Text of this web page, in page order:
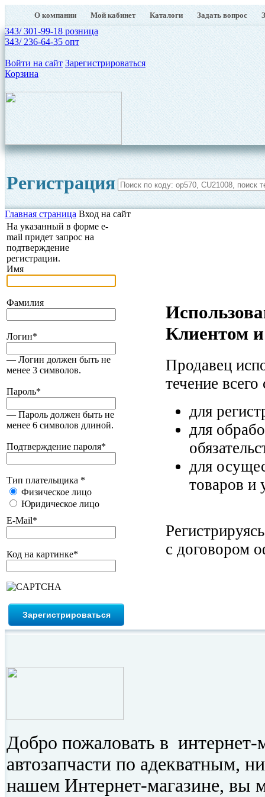
О компании Мой кабинет Каталоги Задать вопрос
343/ 301-99-18 розница
343/ 236-64-35 опт
Войти на сайт Зарегистрироваться
Корзина
Регистрация
Главная страница Вход на сайт
На указанный в форме e-
mail придет запрос на
подтверждение
регистрации.
Имя
Фамилия
Логин*
— Логин должен быть не
менее 3 символов.
Пароль*
— Пароль должен быть не
менее 6 символов длиной.
Подтверждение пароля*
Тип плательщика *
Физическое лицо
Юридическое лицо
E-Mail*
Код на картинке*
Клиентом
Продавец
течение
для
для
для
товаров и
с договором
Добро пожаловать в
автозапчасти по адекватным,
нашем Интернет-магазине, вы